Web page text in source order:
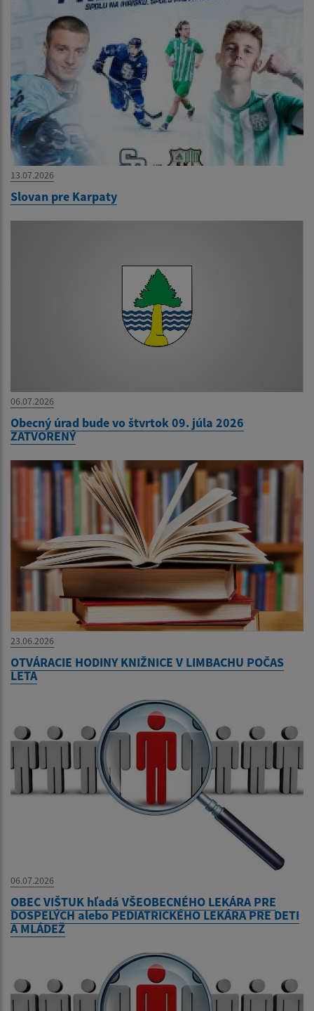
13.07.2026
Slovan pre Karpaty
06.07.2026
Obecný úrad bude vo štvrtok 09. júla 2026
ZATVORENÝ
23.06.2026
OTVÁRACIE HODINY KNIŽNICE V LIMBACHU POČAS
LETA
06.07.2026
OBEC VIŠTUK hľadá VŠEOBECNÉHO LEKÁRA PRE
DOSPELÝCH alebo PEDIATRICKÉHO LEKÁRA PRE DETI
A MLÁDEŽ